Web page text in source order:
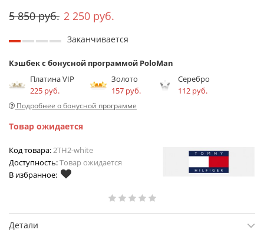
5 850 руб. 2 250 руб.
Заканчивается
Кэшбек с бонусной программой PoloMan
Платина VIP
225 руб.
Золото
157 руб.
Серебро
112 руб.
Подробнее о бонусной программе
Товар ожидается
Код товара:2TH2-white
Доступность:Товар ожидается
В избранное:
Детали